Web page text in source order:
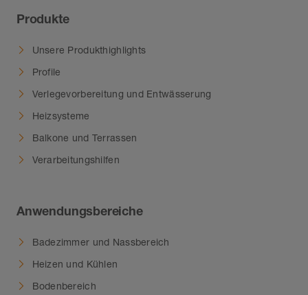
Produkte
Unsere Produkthighlights
Profile
Verlegevorbereitung und Entwässerung
Heizsysteme
Balkone und Terrassen
Verarbeitungshilfen
Anwendungsbereiche
Badezimmer und Nassbereich
Heizen und Kühlen
Bodenbereich